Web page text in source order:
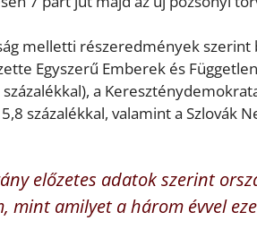
melletti részeredmények
Egyszerű Emberek és
a
százalékkal, valamint a Szlovák
előzetes adatok szerint
mint amilyet a három évvel